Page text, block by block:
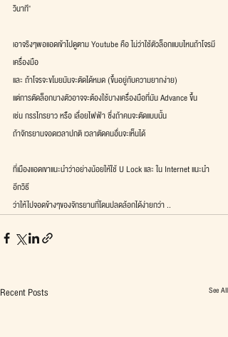
วินาที"
เอาจริงๆพอแอดเข้าไปดูตาม Youtube คือ ไม่ว่าใช้ตัวล็อกแบบไหนถ้าโจรมี
เครื่องมือ
และ ถ้าโจรจะขโมยมันจะตัดได้หมด (ขึ้นอยู่กับความยากง่าย)
แต่การตัดล็อกบางตัวอาจจะต้องใช้บางเครื่องมือที่มัน Advance ขึ้น
เช่น กรรไกรยาว หรือ เลื่อยไฟฟ้า ซึ่งถ้าคนจะตัดแบบนั้น
ถ้าจักรยานจอดเวลาปกติ เวลาตัดคนอื่นจะเห็นได้
ที่เมืองแอดเขาแนะนำว่าอย่างน้อยให้ใช้ U Lock และ ใน Internet แนะนำ
อีกวิธี
ว่าให้ไปจอดข้างๆของจักรยานที่โดนปลดล้อกได้ง่ายกว่า ..
Recent Posts See All